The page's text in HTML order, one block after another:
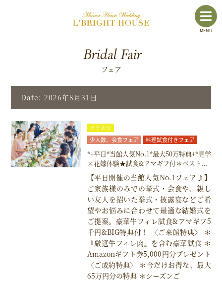
Bridal Fair
フェア
Date: 2026年8月31日
イチオシ
少人数、会食フェア
料理試食付きフェア
*+平日*当館人気No.1*最大50万特典+*見学
×花嫁体験★試食&アマギフ付＊ベスト...
【平日開催の当館人気No.1フェア♪】
ご家族様のみでの挙式・会食や、親し
い友人を招いた挙式・披露宴などご希
望やお悩みに合わせて最適な結婚式を
ご提案。豪華牛フィレ試食&アマギフ5
千円&BIG特典付！ 〈ご来館特典〉 ＊
『厳選牛フィレ肉』を含む豪華試食 ＊
Amazonギフト券5,000円分プレゼント
〈ご成約特典〉 ＊今だけお得な、最大
65万円分の特典 ＊シーズンご
MENU